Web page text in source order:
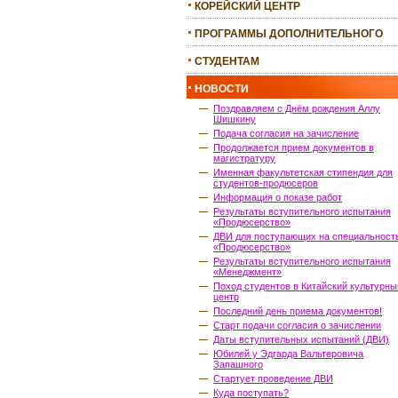
КОРЕЙСКИЙ ЦЕНТР
ПРОГРАММЫ ДОПОЛНИТЕЛЬНОГО
СТУДЕНТАМ
НОВОСТИ
Поздравляем с Днём рождения Аллу
Шишкину
Подача согласия на зачисление
Продолжается прием документов в
магистратуру
Именная факультетская стипендия для
студентов-продюсеров
Информация о показе работ
Результаты вступительного испытания
«Продюсерство»
ДВИ для поступающих на
«Продюсерство»
Результаты вступительного испытания
«Менеджмент»
Поход студентов в Китайский
центр
Последний день приема документов!
Старт подачи согласия о зачислении
Даты вступительных испытаний (ДВИ)
Юбилей у Эдгарда Вальтеровича
Запашного
Стартует проведение ДВИ
Куда поступать?